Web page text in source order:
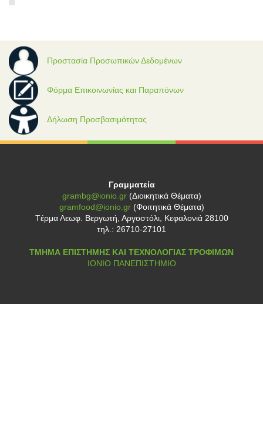
Προστασία Προσωπικών Δεδομένων
Φόρμα Επικοινωνίας και Παραπόνων
Δήλωση Προσβασιμότητας
Γραμματεία
grambg@ionio.gr(Διοικητικά Θέματα)
gramfood@ionio.gr(Φοιτητικά Θέματα)
Tέρμα Λεωφ. Βεργωτή, Αργοστόλι, Κεφαλονιά 28100
τηλ.: 26710-27101
ΤΜΗΜΑ ΕΠΙΣΤΗΜΗΣ ΚΑΙ ΤΕΧΝΟΛΟΓΙΑΣ ΤΡΟΦΙΜΩΝ
ΙΟΝΙΟ ΠΑΝΕΠΙΣΤΗΜΙΟ